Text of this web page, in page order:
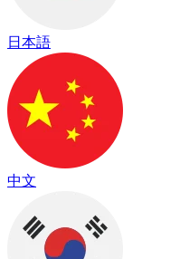
日本語
中文